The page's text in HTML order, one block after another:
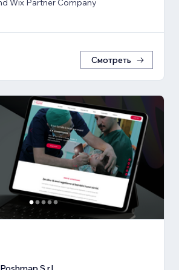
Wix Partner Company
Смотреть